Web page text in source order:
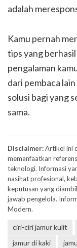
adalah
Kamu pernah
tips yang
pengalaman
dari pembaca
solusi bagi yang
sama.
Disclaimer:Artikel ini
memanfaatkan
teknologi. Informasi
nasihat profesional,
keputusan yang
jawab pengelola.
Modern.
ciri-ciri jamur kulit
jamur di kaki